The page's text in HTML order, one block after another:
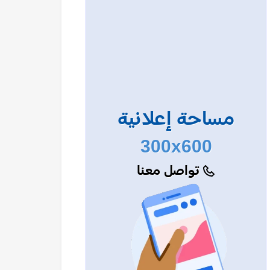
مساحة إعلانية
300x600
تواصل معنا